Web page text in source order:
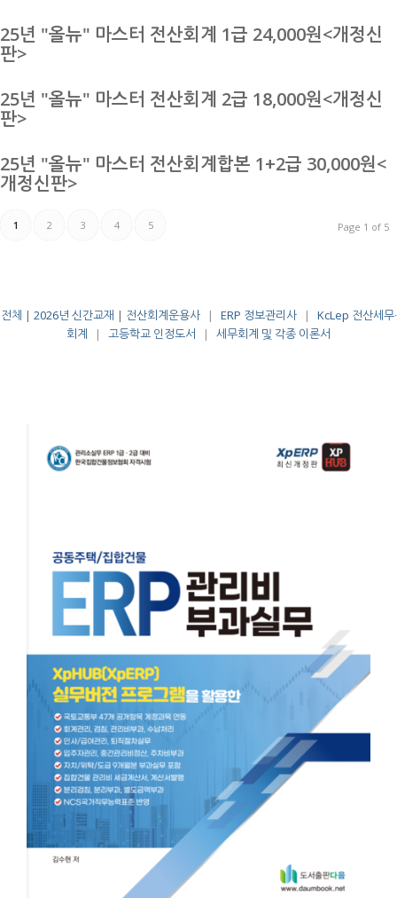
25년 "올뉴" 마스터 전산회계 1급 24,000원<개정신
판>
25년 "올뉴" 마스터 전산회계 2급 18,000원<개정신
판>
25년 "올뉴" 마스터 전산회계합본 1+2급 30,000원<
개정신판>
Page 1 of 5
1 2 3 4 5
전체 | 2026년 신간교재 | 전산회계운용사 | ERP 정보관리사 |
KcLep 전산세무∙
회계
| 고등학교 인정도서 | 세무회계 및 각종 이론서